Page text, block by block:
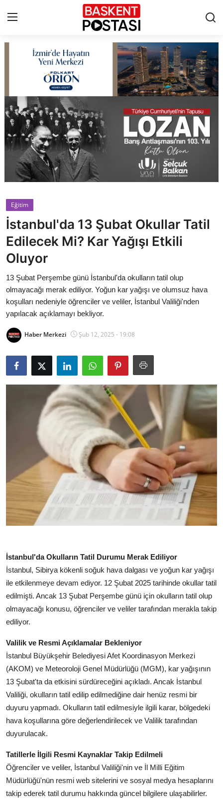
Çerez Politikası
Künye
Ankara
TBMM
Cumhurbaşkanlığı
Bakanlıklar
Siyasi Partiler
Mülki İdare
Toplum ve Yaşam
Sivil Toplum Kuruluşları
Kamu Kurumları ve Üst Kurullar
Resmi Reklamlar
Eğitim
İstanbul'da 13 Şubat Okullar Tatil
Edilecek Mi? Kar Yağışı Etkili
Oluyor
13 Şubat Perşembe günü İstanbul'da okulların tatil olup
olmayacağı merak ediliyor. Yoğun kar yağışı ve olumsuz hava
koşulları nedeniyle öğrenciler ve veliler, İstanbul Valiliği'nden
yapılacak açıklamayı bekliyor.
Haber Merkezi Şub 12, 2025 - 19:08
İstanbul'da Okulların Tatil Durumu Merak Ediliyor
İstanbul, Sibirya kökenli soğuk hava dalgası ve yoğun kar yağışı
ile etkilenmeye devam ediyor. 12 Şubat 2025 tarihinde okullar tatil
edilmişti. Ancak 13 Şubat Perşembe günü için okulların tatil olup
olmayacağı konusu, öğrenciler ve veliler tarafından merakla takip
ediliyor.
Valilik ve Resmi Açıklamalar Bekleniyor
İstanbul Büyükşehir Belediyesi Afet Koordinasyon Merkezi
(AKOM) ve Meteoroloji Genel Müdürlüğü (MGM), kar yağışının
13 Şubat'ta da etkisini sürdüreceğini açıkladı. Ancak İstanbul
Valiliği, okulların tatil edilip edilmediğine dair henüz resmi bir
duyuru yapmadı. Okulların tatil edilmesiyle ilgili karar, bölgedeki
hava koşullarına göre değerlendirilecek ve Valilik tarafından
duyurulacak.
Tatillerle İlgili Resmi Kaynaklar Takip Edilmeli
Öğrenciler ve veliler, İstanbul Valiliği'nin ve İl Milli Eğitim
Müdürlüğü'nün resmi web sitelerini ve sosyal medya hesaplarını
takip ederek tatil durumu hakkında güncel bilgilere ulaşabilirler.